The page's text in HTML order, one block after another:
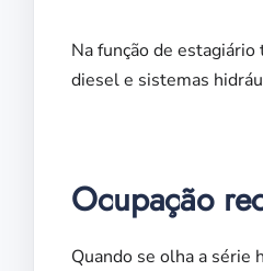
Na função de
diesel e sistemas
Ocupação
Quando se olha a série